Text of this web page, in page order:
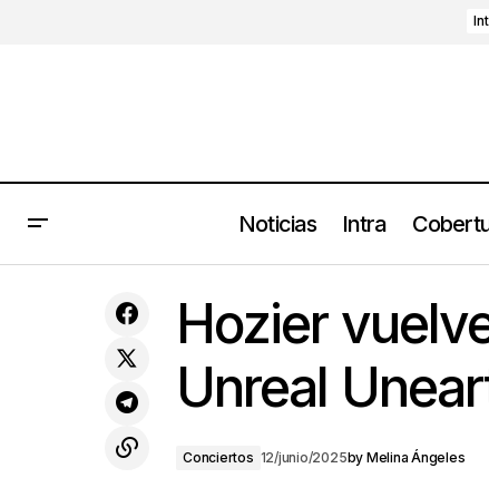
Noticias Intra
Filarmónica de Jalisco en el Teatro
Degollado
Hozier
Unreal
Conciertos 12/junio/2025by Melina Ángeles